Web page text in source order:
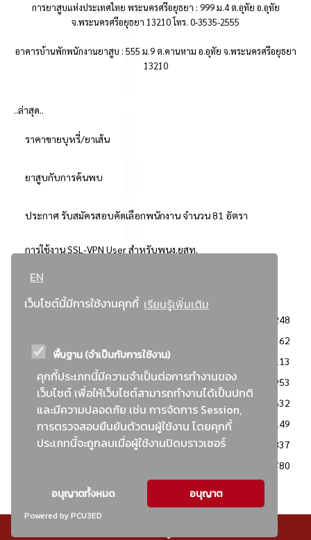
EN
เว็บไซต์นี้มีการใช้งานคุกกี้ เรียนรู้เพิ่มเติม
พื้นฐาน (จำเป็นกับการใช้งาน)
คุกกี้ประเภทนี้มีความจำเป็นต่อการทำงานของ
เว็บไซต์ เพื่อให้เว็บไซต์สามารถทำงานได้เป็นปกติ
และมีความปลอดภัย เช่น การจัดการ Session,
การตรวจสอบยืนยันตัวตนผู้ใช้งาน โดยคุกกี้
ประเภทนี้จะถูกลบเมื่อผู้ใช้งานปิดบราวเซอร์
อนุญาตทั้งหมด อนุญาต
Powered by PCU3ED
การยาสูบแห่งประเทศไทย พระนครศรีอยุธยา : 999 ม.4 ต.อุทัย อ.อุทัย
จ.พระนครศรีอยุธยา 13210 โทร. 0-3535-2555
อาคารบ้านพักพนักงานยาสูบ : 555 ม.9 ต.คานหาม อ.อุทัย จ.พระนครศรีอยุธยา
13210
..ล่าสุด..
ราคาขายบุหรี่/ยาเส้น
ยาสูบกับการค้นพบ
ประกาศ รับสมัครสอบคัดเลือกพนักงาน จำนวน 81 อัตรา
การใช้งาน SSL-VPN User สำหรับพนง.ยสท.
..ยอดนิยม..
3248
2362
: วิธีเฉพาะเจาะจง
2113
ข่าวสาร/ประกาศ
1953
: เอกสารส่งเสริมความโปร่งใสในการจัดซื้อจัดจ้าง
1632
ข่าวสารจัดซื้อจัดจ้าง
1149
: แผนการจัดซื้อจัดจ้าง
837
780